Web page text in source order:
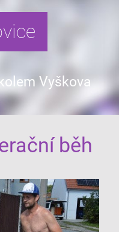
Vyškova
běh